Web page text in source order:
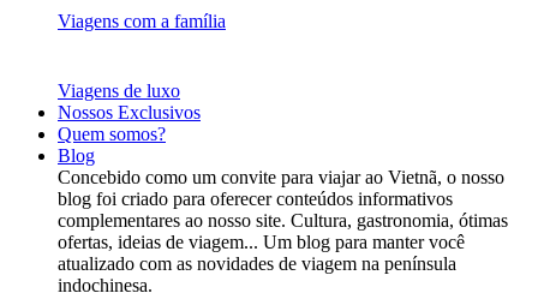
Viagens com a família
Viagens de luxo
Nossos Exclusivos
Quem somos?
Blog
Concebido como um convite para viajar ao Vietnã, o nosso
blog foi criado para oferecer conteúdos informativos
complementares ao nosso site. Cultura, gastronomia, ótimas
ofertas, ideias de viagem... Um blog para manter você
atualizado com as novidades de viagem na península
indochinesa.